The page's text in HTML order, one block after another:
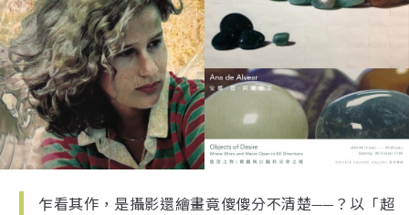
乍看其作，是攝影還繪畫竟傻傻分不清楚——？以「超